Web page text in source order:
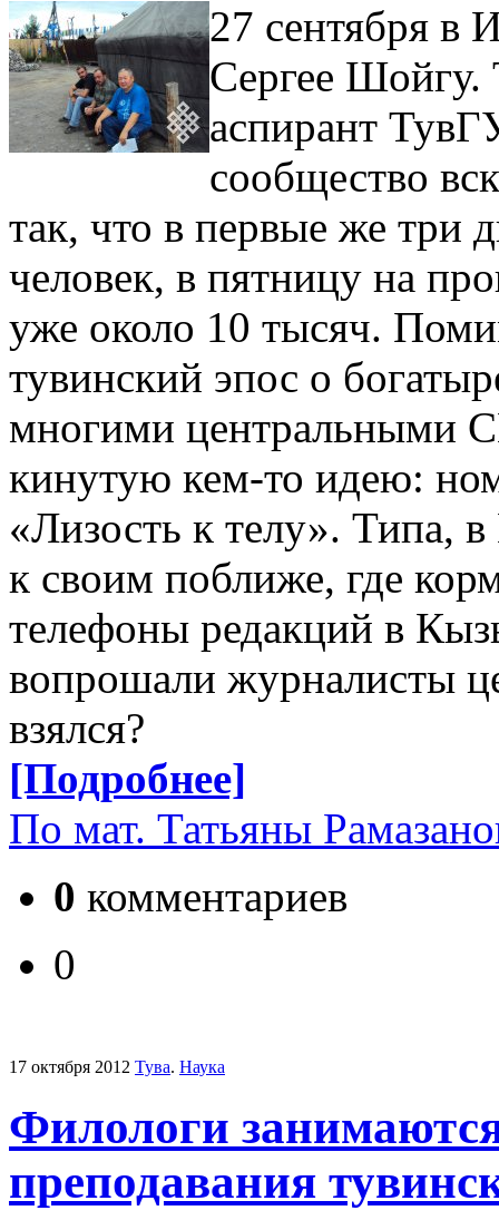
27 сентября в
Сергее Шойгу.
аспирант
сообщество
так, что в первые же три
человек, в пятницу на
уже около 10 тысяч.
тувинский эпос о
многими центральными
кинутую кем-то идею:
«Лизость к телу». Типа,
к своим поближе, где
телефоны редакций в
вопрошали журналисты
взялся?
[Подробнее]
По мат. Татьяны
0 комментариев
0
17 октября 2012 Тува. Наука
Филологи
преподавания